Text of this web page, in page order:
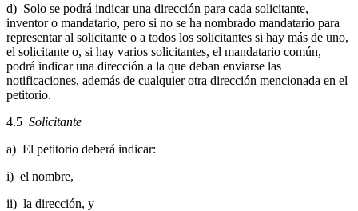
d) Solo se podrá indicar una dirección para cada solicitante,
inventor o mandatario, pero si no se ha nombrado mandatario para
representar al solicitante o a todos los solicitantes si hay más de uno,
el solicitante o, si hay varios solicitantes, el mandatario común,
podrá indicar una dirección a la que deban enviarse las
notificaciones, además de cualquier otra dirección mencionada en el
petitorio.
4.5 Solicitante
a) El petitorio deberá indicar:
i) el nombre,
ii) la dirección, y